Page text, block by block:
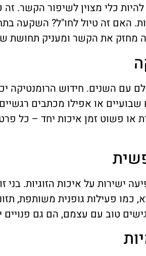
כלי מצוין לשיפור הקשר.
האם זה טיול לחו"ל? השקעה
מחזק את הקשר ומעניק תחושת
עם השנים. חידוש הרומנטיקה
שבועיים או אפילו מכתבים
או פשוט זמן איכות יחד – כל
ישירות על איכות הזוגיות. בני
פעילות גופנית משותפת,
טוב עם עצמם, הם גם